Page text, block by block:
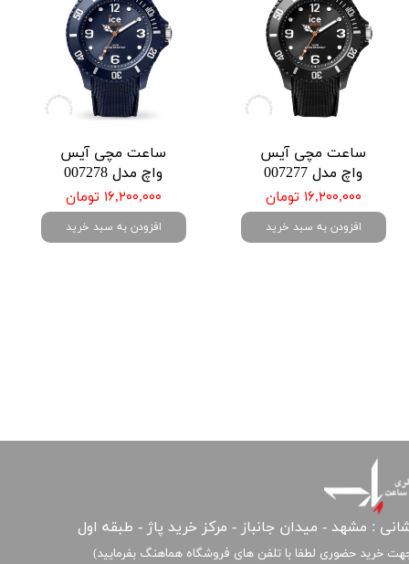
ساعت مچی آیس
واچ مدل 007277
۱۶,۲۰۰,۰۰۰ تومان
افزودن به سبد خرید
ساعت مچی آیس
واچ مدل 007278
۱۶,۲۰۰,۰۰۰ تومان
افزودن به سبد خرید
: مشهد - میدان جانباز - مرکز خرید پاژ - طبقه اول
خرید حضوری لطفا با تلفن های فروشگاه هماهنگ بفرمایید)